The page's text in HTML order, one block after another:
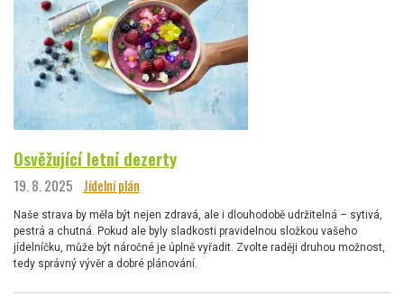
Osvěžující letní dezerty
19. 8. 2025 Jídelní plán
Naše strava by měla být nejen zdravá, ale i dlouhodobě udržitelná – sytivá,
pestrá a chutná. Pokud ale byly sladkosti pravidelnou složkou vašeho
jídelníčku, může být náročné je úplně vyřadit. Zvolte raději druhou možnost,
tedy správný vývěr a dobré plánování.